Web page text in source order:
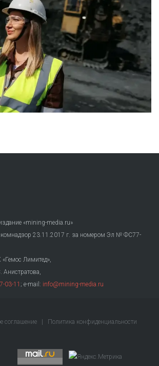
«mining-media.ru»
23.11.2017 г. за номером Эл № ФС77-
Лимитед»,
Анистратова,
03-11 ; e-mail: info@mining-media.ru
соглашение Политика конфиденциальности